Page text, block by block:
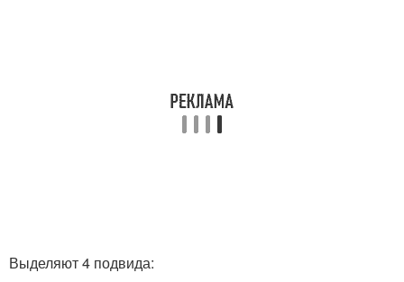
Выделяют 4 подвида: